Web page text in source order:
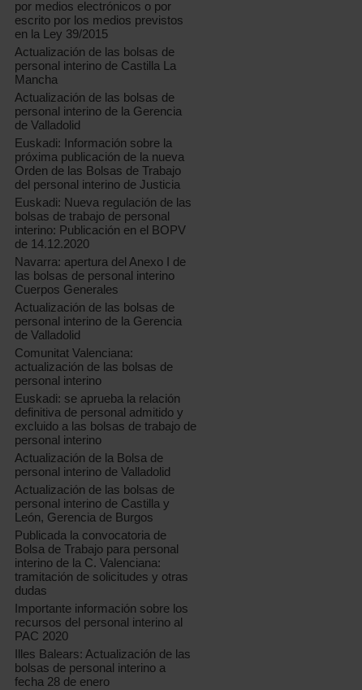
por medios electrónicos o por
escrito por los medios previstos
en la Ley 39/2015
Actualización de las bolsas de
personal interino de Castilla La
Mancha
Actualización de las bolsas de
personal interino de la Gerencia
de Valladolid
Euskadi: Información sobre la
próxima publicación de la nueva
Orden de las Bolsas de Trabajo
del personal interino de Justicia
Euskadi: Nueva regulación de las
bolsas de trabajo de personal
interino: Publicación en el BOPV
de 14.12.2020
Navarra: apertura del Anexo I de
las bolsas de personal interino
Cuerpos Generales
Actualización de las bolsas de
personal interino de la Gerencia
de Valladolid
Comunitat Valenciana:
actualización de las bolsas de
personal interino
Euskadi: se aprueba la relación
definitiva de personal admitido y
excluido a las bolsas de trabajo de
personal interino
Actualización de la Bolsa de
personal interino de Valladolid
Actualización de las bolsas de
personal interino de Castilla y
León, Gerencia de Burgos
Publicada la convocatoria de
Bolsa de Trabajo para personal
interino de la C. Valenciana:
tramitación de solicitudes y otras
dudas
Importante información sobre los
recursos del personal interino al
PAC 2020
Illes Balears: Actualización de las
bolsas de personal interino a
fecha 28 de enero